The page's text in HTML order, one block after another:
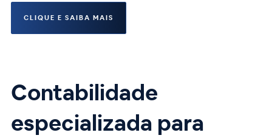
CLIQUE E SAIBA MAIS
Contabilidade
especializada para